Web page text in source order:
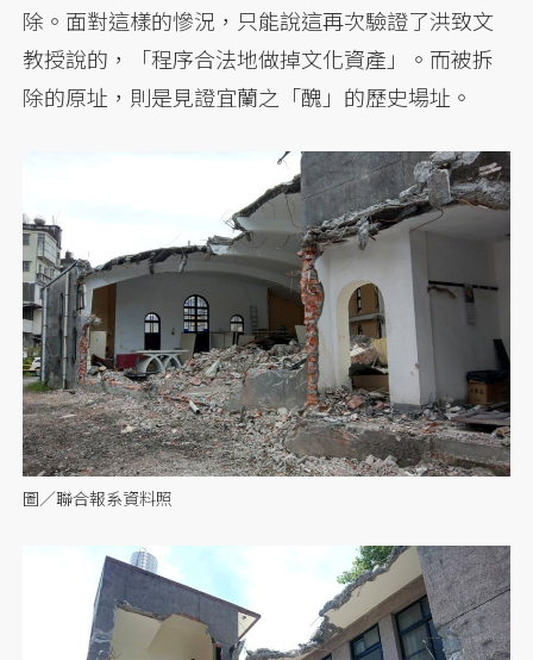
除。面對這樣的慘況，只能說這再次驗證了洪致文
教授說的，「程序合法地做掉文化資產」。而被拆
除的原址，則是見證宜蘭之「醜」的歷史場址。
圖／聯合報系資料照